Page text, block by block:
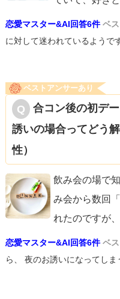
恋愛マスター&AI回答6件 ベ
に対して迷われているようで
ベストアンサーあり
合コン後の初デ
誘いの場合ってどう
性）
飲み会の場で
み会から数回
れたのですが
恋愛マスター&AI回答6件 ベ
ら、 夜のお誘いになってしま